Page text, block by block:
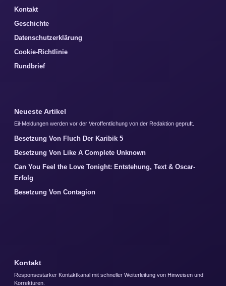
Kontakt
Geschichte
Datenschutzerklärung
Cookie-Richtlinie
Rundbrief
Neueste Artikel
Eil-Meldungen werden vor der Veroffentlichung von der Redaktion gepruft.
Besetzung Von Fluch Der Karibik 5
Besetzung Von Like A Complete Unknown
Can You Feel the Love Tonight: Entstehung, Text & Oscar-
Erfolg
Besetzung Von Contagion
Kontakt
Responsestarker Kontaktkanal mit schneller Weiterleitung von Hinweisen und
Korrekturen.